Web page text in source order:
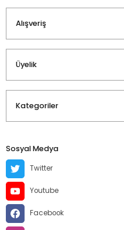
Alışveriş
Üyelik
Kategoriler
Sosyal Medya
Twitter
Youtube
Facebook